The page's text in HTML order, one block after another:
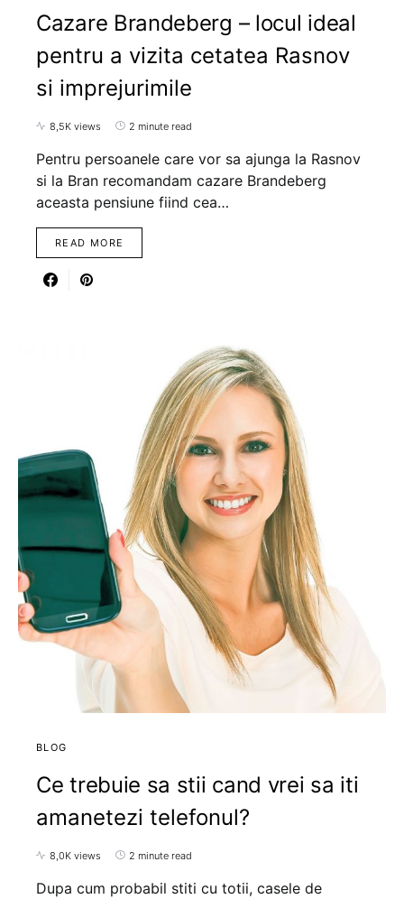
Cazare Brandeberg – locul ideal
pentru a vizita cetatea Rasnov
si imprejurimile
8,5K views 2 minute read
Pentru persoanele care vor sa ajunga la Rasnov
si la Bran recomandam cazare Brandeberg
aceasta pensiune fiind cea…
READ MORE
BLOG
Ce trebuie sa stii cand vrei sa iti
amanetezi telefonul?
8,0K views 2 minute read
Dupa cum probabil stiti cu totii, casele de